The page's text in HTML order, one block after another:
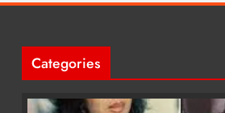
Categories